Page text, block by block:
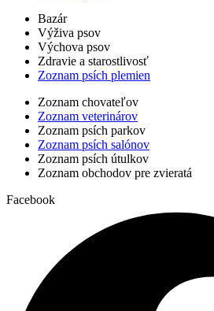
Bazár
Výživa psov
Výchova psov
Zdravie a starostlivosť
Zoznam psích plemien
Zoznam chovateľov
Zoznam veterinárov
Zoznam psích parkov
Zoznam psích salónov
Zoznam psích útulkov
Zoznam obchodov pre zvieratá
Facebook